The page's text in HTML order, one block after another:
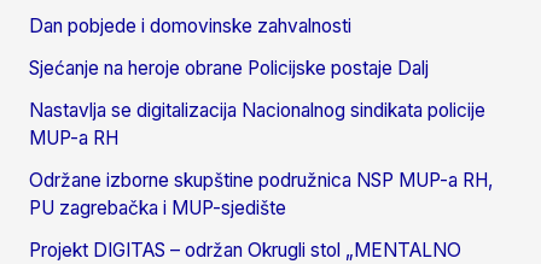
Dan pobjede i domovinske zahvalnosti
Sjećanje na heroje obrane Policijske postaje Dalj
Nastavlja se digitalizacija Nacionalnog sindikata policije
MUP-a RH
Održane izborne skupštine podružnica NSP MUP-a RH,
PU zagrebačka i MUP-sjedište
Projekt DIGITAS – održan Okrugli stol „MENTALNO